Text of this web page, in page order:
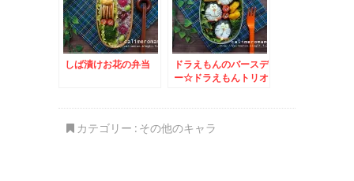
しば漬けお花の弁当
ドラえもんのバースデ
ー☆ドラえもんトリオ
カテゴリー : その他のキャラ